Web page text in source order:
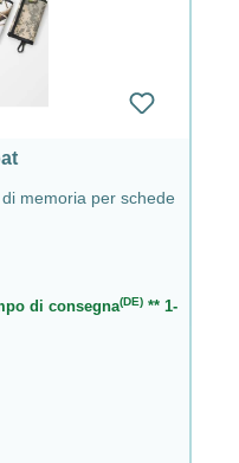
memoria per schede
di consegna(DE)** 1-